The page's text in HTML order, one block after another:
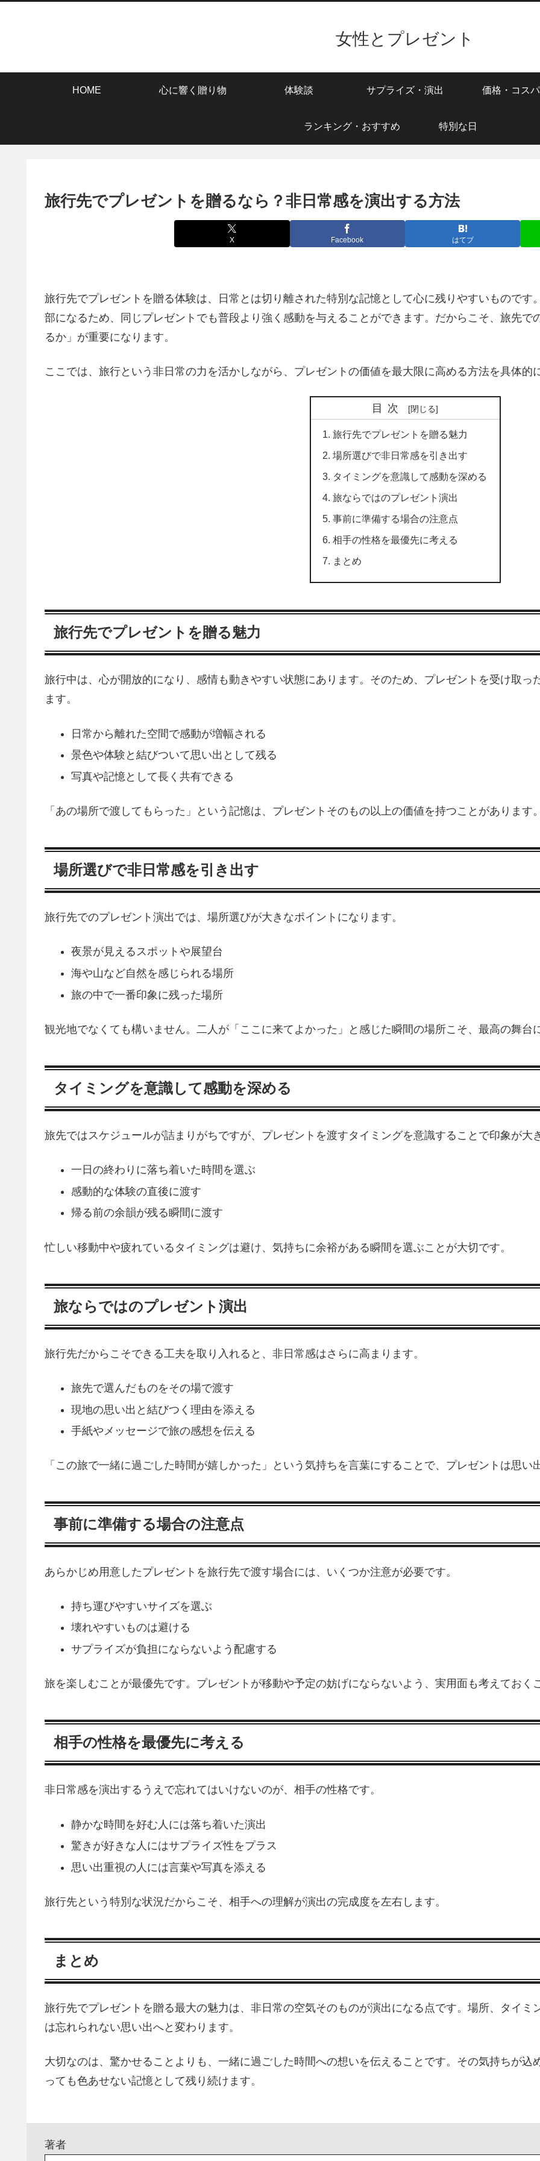
女性とプレゼント
HOME 心に響く贈り物 体験談 サプライズ・演出 価格・コスパ
ランキング・おすすめ 特別な日
旅行先でプレゼントを贈るなら？非日常感を演出する方法
X Facebook はてブ
旅行先でプレゼントを贈る体験は、日常とは切り離された特別な記憶として心に残りやすいものです
部になるため、同じプレゼントでも普段より強く感動を与えることができます。だからこそ、旅先で
るか」が重要になります。
ここでは、旅行という非日常の力を活かしながら、プレゼントの価値を最大限に高める方法を具体的
目次
旅行先でプレゼントを贈る魅力
場所選びで非日常感を引き出す
タイミングを意識して感動を深める
旅ならではのプレゼント演出
事前に準備する場合の注意点
相手の性格を最優先に考える
まとめ
旅行先でプレゼントを贈る魅力
旅行中は、心が開放的になり、感情も動きやすい状態にあります。そのため、プレゼントを受け取っ
ます。
日常から離れた空間で感動が増幅される
景色や体験と結びついて思い出として残る
写真や記憶として長く共有できる
「あの場所で渡してもらった」という記憶は、プレゼントそのもの以上の価値を持つことがあります。
場所選びで非日常感を引き出す
旅行先でのプレゼント演出では、場所選びが大きなポイントになります。
夜景が見えるスポットや展望台
海や山など自然を感じられる場所
旅の中で一番印象に残った場所
観光地でなくても構いません。二人が「ここに来てよかった」と感じた瞬間の場所こそ、最高の舞台
タイミングを意識して感動を深める
旅先ではスケジュールが詰まりがちですが、プレゼントを渡すタイミングを意識することで印象が大
一日の終わりに落ち着いた時間を選ぶ
感動的な体験の直後に渡す
帰る前の余韻が残る瞬間に渡す
忙しい移動中や疲れているタイミングは避け、気持ちに余裕がある瞬間を選ぶことが大切です。
旅ならではのプレゼント演出
旅行先だからこそできる工夫を取り入れると、非日常感はさらに高まります。
旅先で選んだものをその場で渡す
現地の思い出と結びつく理由を添える
手紙やメッセージで旅の感想を伝える
「この旅で一緒に過ごした時間が嬉しかった」という気持ちを言葉にすることで、プレゼントは思い
事前に準備する場合の注意点
あらかじめ用意したプレゼントを旅行先で渡す場合には、いくつか注意が必要です。
持ち運びやすいサイズを選ぶ
壊れやすいものは避ける
サプライズが負担にならないよう配慮する
旅を楽しむことが最優先です。プレゼントが移動や予定の妨げにならないよう、実用面も考えておく
相手の性格を最優先に考える
非日常感を演出するうえで忘れてはいけないのが、相手の性格です。
静かな時間を好む人には落ち着いた演出
驚きが好きな人にはサプライズ性をプラス
思い出重視の人には言葉や写真を添える
旅行先という特別な状況だからこそ、相手への理解が演出の完成度を左右します。
まとめ
旅行先でプレゼントを贈る最大の魅力は、非日常の空気そのものが演出になる点です。場所、タイミ
は忘れられない思い出へと変わります。
大切なのは、驚かせることよりも、一緒に過ごした時間への想いを伝えることです。その気持ちが
っても色あせない記憶として残り続けます。
著者